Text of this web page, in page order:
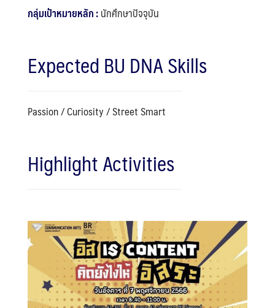
กลุ่มเป้าหมายหลัก :นักศึกษาปัจจุบัน
Expected BU DNA Skills
Passion / Curiosity / Street Smart
Highlight Activities